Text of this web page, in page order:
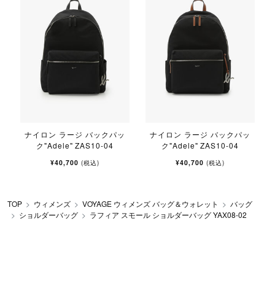
ナイロン ラージ バックパッ
ク"Adele" ZAS10-04
¥40,700 (税込)
ナイロン ラージ バックパッ
ク"Adele" ZAS10-04
¥40,700 (税込)
TOP ウィメンズ VOYAGE ウィメンズ バッグ＆ウォレット
バッグ
ショルダーバッグ
ラフィア スモール ショルダーバッグ YAX08-02